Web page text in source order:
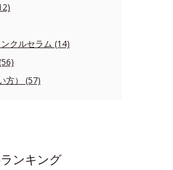
クルセラム (14)
方） (57)
ンキング